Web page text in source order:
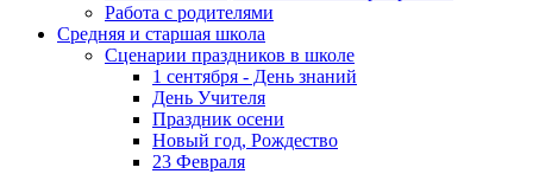
Работа с родителями
Средняя и старшая школа
Сценарии праздников в школе
1 сентября - День знаний
День Учителя
Праздник осени
Новый год, Рождество
23 Февраля